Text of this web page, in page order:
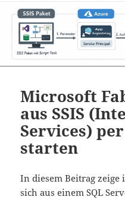
Microsoft
aus SSIS
Services) per
starten
In diesem Beitrag
sich aus einem SQL